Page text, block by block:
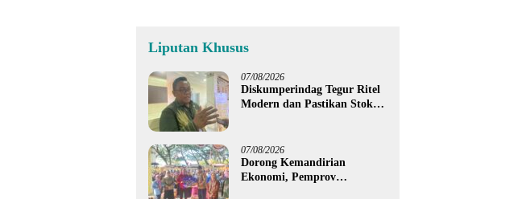
Liputan Khusus
07/08/2026
Diskumperindag Tegur Ritel
Modern dan Pastikan Stok
07/08/2026
Dorong Kemandirian
Ekonomi, Pemprov